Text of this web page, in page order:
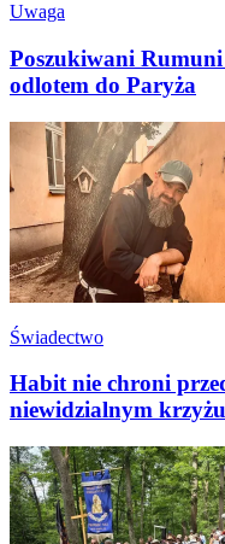
Uwaga
Poszukiwani
odlotem do Paryża
Świadectwo
Habit nie chroni
niewidzialnym